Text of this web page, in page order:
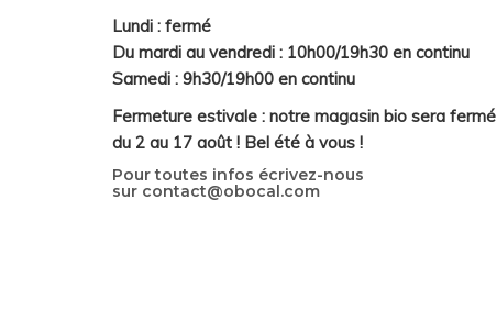
Lundi : fermé
Du mardi au vendredi : 10h00/19h30 en continu
Samedi : 9h30/19h00 en continu
Fermeture estivale : notre magasin bio sera fermé
du 2 au 17 août ! Bel été à vous !
Pour toutes infos écrivez-nous
sur contact@obocal.com